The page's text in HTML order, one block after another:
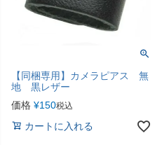
【同梱専用】カメラピアス 無
地 黒レザー
価格 ¥150税込
カートに入れる